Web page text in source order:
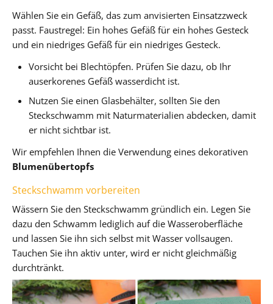
Wählen Sie ein Gefäß, das zum anvisierten Einsatzzweck
passt. Faustregel: Ein hohes Gefäß für ein hohes Gesteck
und ein niedriges Gefäß für ein niedriges Gesteck.
Vorsicht bei Blechtöpfen. Prüfen Sie dazu, ob Ihr
auserkorenes Gefäß wasserdicht ist.
Nutzen Sie einen Glasbehälter, sollten Sie den
Steckschwamm mit Naturmaterialien abdecken, damit
er nicht sichtbar ist.
Wir empfehlen Ihnen die Verwendung eines dekorativen
Blumenübertopfs
Steckschwamm vorbereiten
Wässern Sie den Steckschwamm gründlich ein. Legen Sie
dazu den Schwamm lediglich auf die Wasseroberfläche
und lassen Sie ihn sich selbst mit Wasser vollsaugen.
Tauchen Sie ihn aktiv unter, wird er nicht gleichmäßig
durchtränkt.